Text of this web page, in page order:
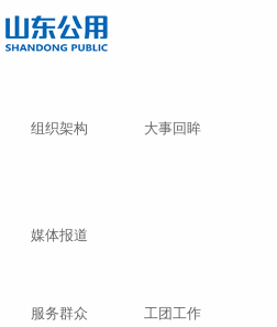
组织架构
大事回眸
媒体报道
服务群众 工团工作